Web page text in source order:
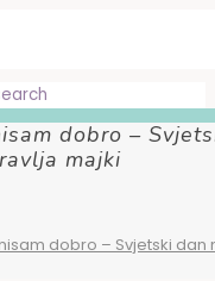
dobro –
majki
dobro – Svjetski